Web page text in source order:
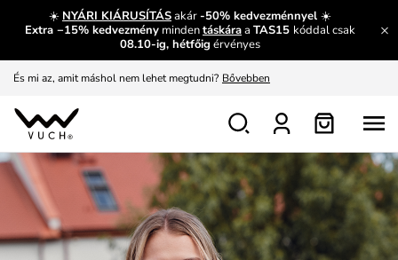
☀️ NYÁRI KIÁRUSÍTÁSakár-50% kedvezménnyel ☀️
Extra −15% kedvezmény mindentáskáraa TAS15 kóddal csak
08.10-ig, hétfőig érvényes
És mi az, amit máshol nem lehet megtudni? Bővebben
Fedezze fel velünk az újdonságokat. Megtekintés
Meríts ihletet Mutatni
Ingyenes csere és visszaküldés Megtekintés